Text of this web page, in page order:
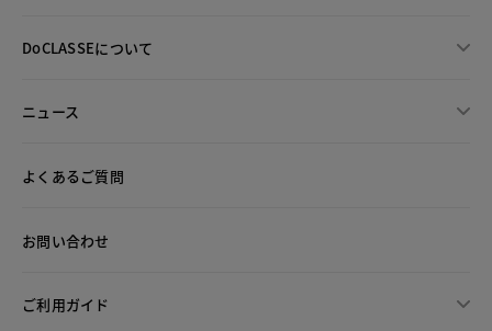
DoCLASSEについて
ニュース
よくあるご質問
お問い合わせ
ご利用ガイド